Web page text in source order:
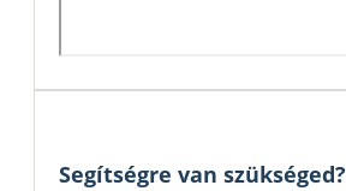
Segítségre van szükséged?